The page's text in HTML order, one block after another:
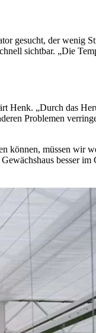
gesucht, der wenig
sichtbar. „Die
„Durch das
Problemen
müssen wir
besser